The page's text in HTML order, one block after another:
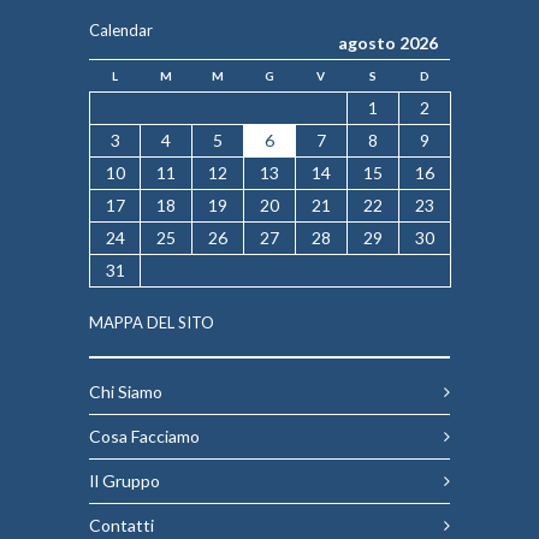
Calendar
agosto 2026
L M M G V S D
1
2
3
4 5 6 7 8
9
10
11 12 13 14 15
16
17
18 19 20 21 22
23
24
25 26 27 28 29
30
31
MAPPA DEL SITO
Chi Siamo
Cosa Facciamo
Il Gruppo
Contatti